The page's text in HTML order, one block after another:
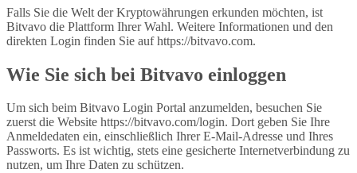
Falls Sie die Welt der Kryptowährungen erkunden möchten, ist
Bitvavo die Plattform Ihrer Wahl. Weitere Informationen und den
direkten Login finden Sie auf https://bitvavo.com.
Wie Sie sich bei Bitvavo einloggen
Um sich beim Bitvavo Login Portal anzumelden, besuchen Sie
zuerst die Website https://bitvavo.com/login. Dort geben Sie Ihre
Anmeldedaten ein, einschließlich Ihrer E-Mail-Adresse und Ihres
Passworts. Es ist wichtig, stets eine gesicherte Internetverbindung zu
nutzen, um Ihre Daten zu schützen.